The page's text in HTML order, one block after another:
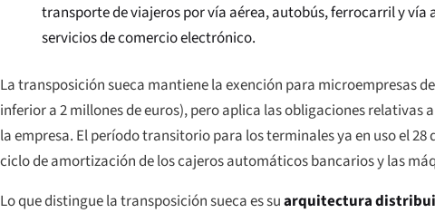
transporte de viajeros por vía aérea, autobús, ferrocarril y
servicios de comercio electrónico.
La transposición sueca mantiene la exención para microempresas
inferior a 2 millones de euros), pero aplica las obligaciones
la empresa. El período transitorio para los terminales ya en uso el
ciclo de amortización de los cajeros automáticos bancarios y las
Lo que distingue la transposición sueca es suarquitectura